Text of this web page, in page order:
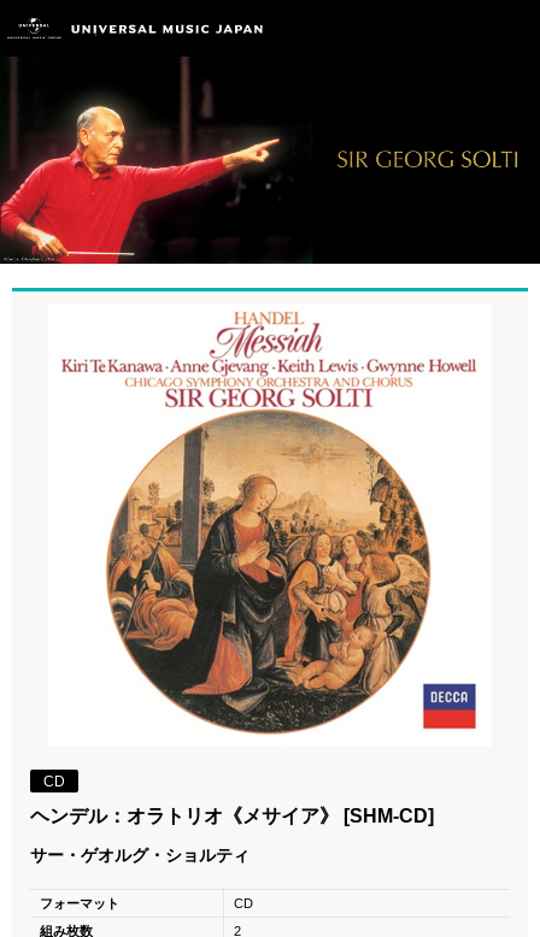
CD
ヘンデル：オラトリオ《メサイア》 [SHM-CD]
サー・ゲオルグ・ショルティ
フォーマット
CD
組み枚数
2